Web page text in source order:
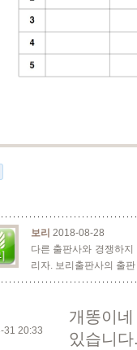
보리 2018-08-28
다른 출판사와 경쟁하
리자. 보리출판사의 출판
31 20:33
개똥이
있습니다.